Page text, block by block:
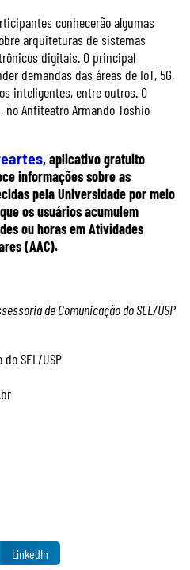
conhecerão algumas
arquiteturas de sistemas
digitais. O principal
demandas das áreas de IoT, 5G,
inteligentes, entre outros. O
no Anfiteatro Armando Toshio
, aplicativo gratuito
informações sobre as
pela Universidade por meio
os usuários acumulem
ou horas em Atividades
(AAC).
de Comunicação do SEL/USP
SEL/USP
LinkedIn